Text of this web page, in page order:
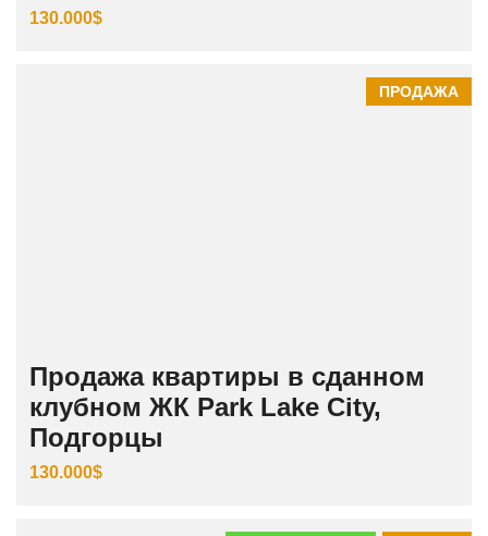
130.000$
ПРОДАЖА
Продажа квартиры в сданном
клубном ЖК Park Lake City,
Подгорцы
130.000$